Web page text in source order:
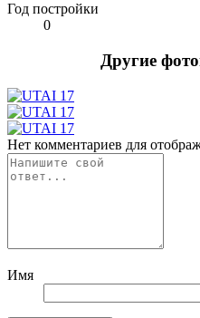
Год постройки
0
Другие
Нет комментариев для
Имя